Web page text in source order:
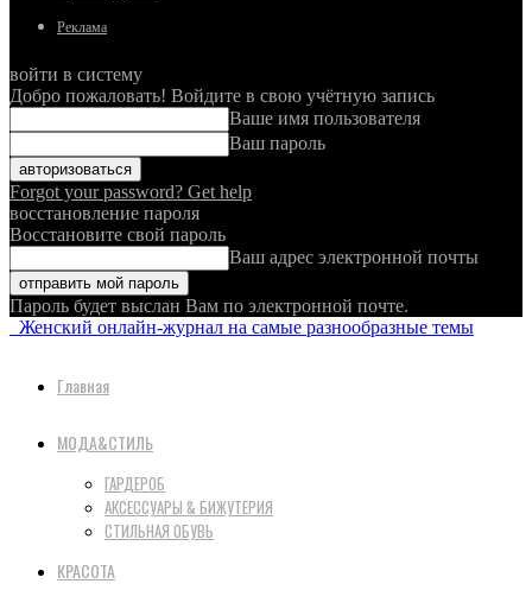
Реклама
войти в систему
Добро пожаловать! Войдите в свою учётную запись
Ваше имя пользователя
Ваш пароль
Forgot your password? Get help
восстановление пароля
Восстановите свой пароль
Ваш адрес электронной почты
Пароль будет выслан Вам по электронной почте.
Женский онлайн-журнал на самые разнообразные темы
Главная
МОДА&СТИЛЬ
ГАРДЕРОБ
АКСЕССУАРЫ & БИЖУТЕРИЯ
СТИЛЬНАЯ ОБУВЬ
КРАСОТА